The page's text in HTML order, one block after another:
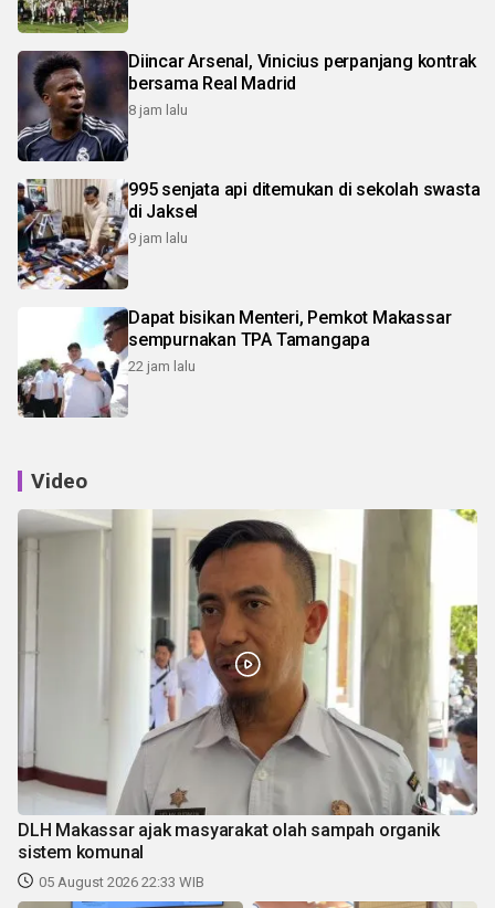
Diincar Arsenal, Vinicius perpanjang kontrak
bersama Real Madrid
8 jam lalu
995 senjata api ditemukan di sekolah swasta
di Jaksel
9 jam lalu
Dapat bisikan Menteri, Pemkot Makassar
sempurnakan TPA Tamangapa
22 jam lalu
Video
DLH Makassar ajak masyarakat olah sampah organik
sistem komunal
05 August 2026 22:33 WIB